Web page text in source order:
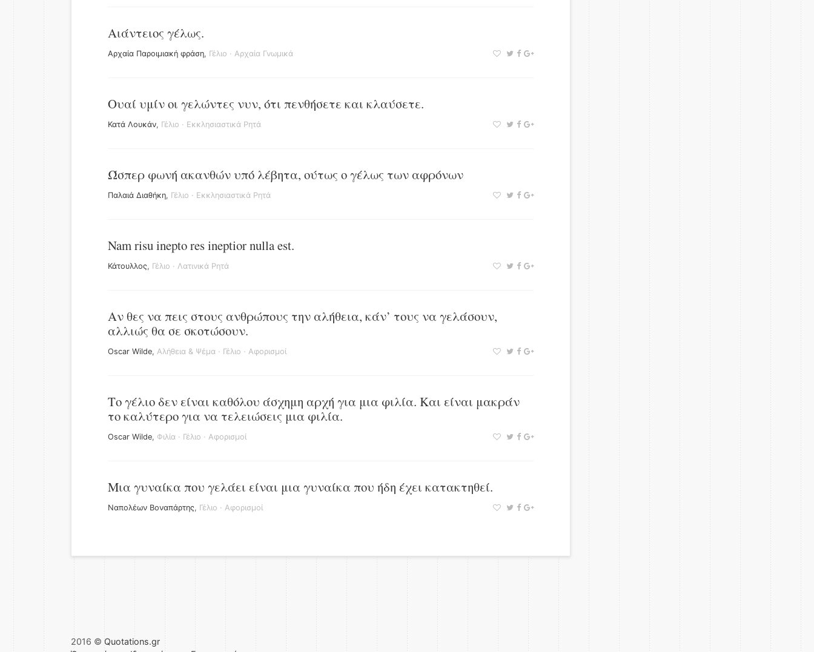
Αιάντειος γέλως.
Αρχαία Παροιμιακή φράση, Γέλιο · Αρχαία Γνωμικά
Ουαί υμίν οι γελώντες νυν, ότι πενθήσετε και κλαύσετε.
Κατά Λουκάν, Γέλιο · Εκκλησιαστικά Ρητά
Ώσπερ φωνή ακανθών υπό λέβητα, ούτως ο γέλως των αφρόνων
Παλαιά Διαθήκη, Γέλιο · Εκκλησιαστικά Ρητά
Nam risu inepto res ineptior nulla est.
Κάτουλλος, Γέλιο · Λατινικά Ρητά
Αν θες να πεις στους ανθρώπους την αλήθεια, κάν’ τους να γελάσουν,
αλλιώς θα σε σκοτώσουν.
Oscar Wilde, Αλήθεια & Ψέμα · Γέλιο · Αφορισμοί
Το γέλιο δεν είναι καθόλου άσχημη αρχή για μια φιλία. Και είναι μακράν
το καλύτερο για να τελειώσεις μια φιλία.
Oscar Wilde, Φιλία · Γέλιο · Αφορισμοί
Μια γυναίκα που γελάει είναι μια γυναίκα που ήδη έχει κατακτηθεί.
Ναπολέων Βοναπάρτης, Γέλιο · Αφορισμοί
2016 © Quotations.gr